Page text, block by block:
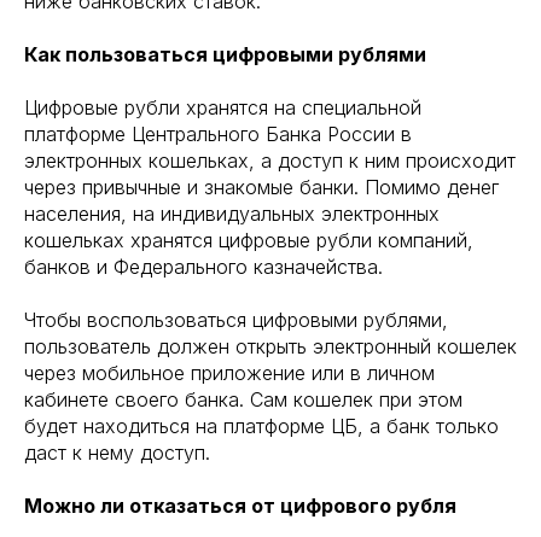
Как пользоваться цифровыми рублями
Цифровые рубли хранятся на специальной
платформе Центрального Банка России в
электронных кошельках, а доступ к ним происходит
через привычные и знакомые банки. Помимо денег
населения, на индивидуальных электронных
кошельках хранятся цифровые рубли компаний,
банков и Федерального казначейства.
Чтобы воспользоваться цифровыми рублями,
пользователь должен открыть электронный кошелек
через мобильное приложение или в личном
кабинете своего банка. Сам кошелек при этом
будет находиться на платформе ЦБ, а банк только
даст к нему доступ.
Можно ли отказаться от цифрового рубля